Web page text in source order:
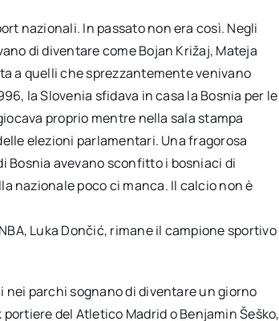
nazionali. In passato non era così. Negli
di diventare come Bojan Križaj, Mateja
a quelli che sprezzantemente venivano
la Slovenia sfidava in casa la Bosnia per le
proprio mentre nella sala stampa
elezioni parlamentari. Una fragorosa
Bosnia avevano sconfitto i bosniaci di
nazionale poco ci manca. Il calcio non è
Luka Dončić, rimane il campione sportivo
parchi sognano di diventare un giorno
del Atletico Madrid o Benjamin Šeško,